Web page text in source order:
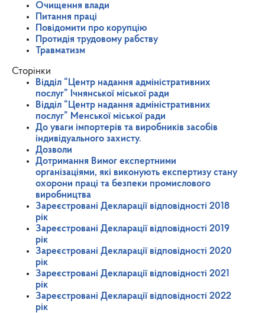
Очищення влади
Питання праці
Повідомити про корупцію
Протидія трудовому рабству
Травматизм
Сторінки
Відділ “Центр надання адміністративних
послуг” Ічнянської міської ради
Відділ “Центр надання адміністративних
послуг” Менської міської ради
До уваги імпортерів та виробників засобів
індивідуального захисту.
Дозволи
Дотримання Вимог експертними
організаціями, які виконують експертизу стану
охорони праці та безпеки промислового
виробництва
Зареєстровані Декларації відповідності 2018
рік
Зареєстровані Декларації відповідності 2019
рік
Зареєстровані Декларації відповідності 2020
рік
Зареєстровані Декларації відповідності 2021
рік
Зареєстровані Декларації відповідності 2022
рік